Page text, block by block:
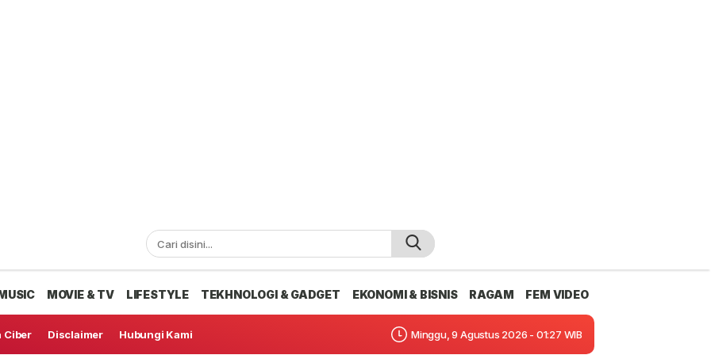
MOVIE & TV LIFESTYLE TEKHNOLOGI & GADGET EKONOMI & BISNIS RAGAM FEM VIDEO
Ciber Disclaimer Hubungi Kami Minggu, 9 Agustus 2026 - 01:27 WIB